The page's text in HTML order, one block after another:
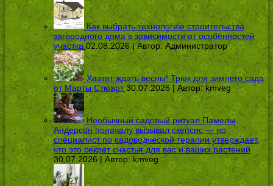
Как выбрать технологию строительства
загородного дома в зависимости от особенностей
участка 02.08.2026 | Автор: Администратор
Хватит ждать весны! Трюк для зимнего сада
от Марты Стюарт 30.07.2026 | Автор:kmveg
Необычный садовый ритуал Памелы
Андерсон поначалу вызывал скепсис — но
специалист по садоводческой терапии утверждает,
что это секрет счастья для вас и ваших растений
30.07.2026 | Автор: kmveg